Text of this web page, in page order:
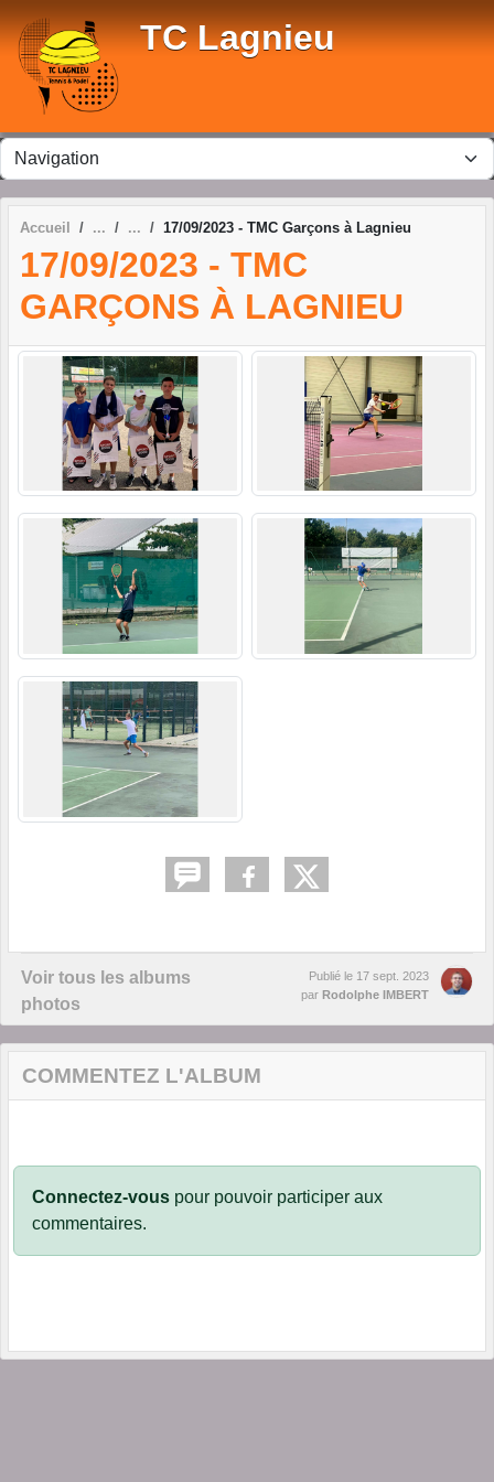
TC Lagnieu
Accueil 17/09/2023 - TMC Garçons à Lagnieu
17/09/2023 - TMC
GARÇONS À LAGNIEU
Voir tous les albums
photos
Publié le 17 sept. 2023
par Rodolphe IMBERT
COMMENTEZ L'ALBUM
Connectez-vous pour pouvoir participer aux
commentaires.